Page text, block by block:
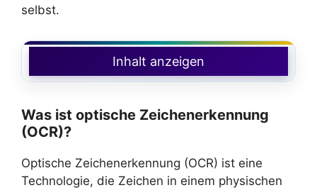
selbst.
Inhalt anzeigen
Was ist optische Zeichenerkennung
(OCR)?
Optische Zeichenerkennung (OCR) ist eine
Technologie, die Zeichen in einem physischen